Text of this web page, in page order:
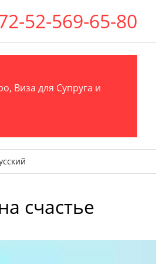
52-569-65-80
Виза для Супруга и
счастье